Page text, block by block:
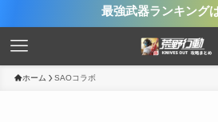
最強武器ランキング
ホーム SAOコラボ